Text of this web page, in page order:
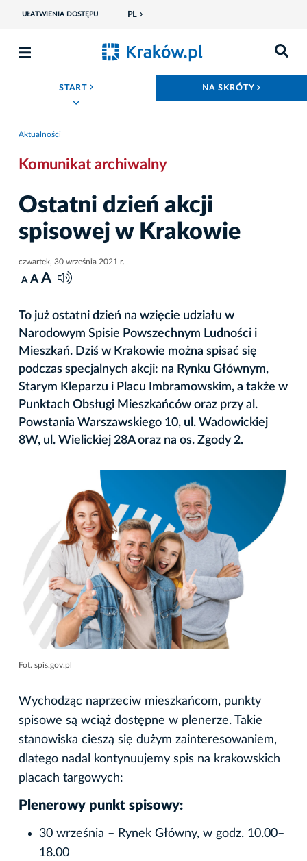
UŁATWIENIA DOSTĘPU PL
START ROZWIŃ MENU NA SKRÓTY
Aktualności
Komunikat archiwalny
Ostatni dzień akcji
spisowej w Krakowie
czwartek, 30 września 2021 r.
A A A
To już ostatni dzień na wzięcie udziału w
Narodowym Spisie Powszechnym Ludności i
Mieszkań. Dziś w Krakowie można spisać się
podczas specjalnych akcji: na Rynku Głównym,
Starym Kleparzu i Placu Imbramowskim, a także w
Punktach Obsługi Mieszkańców oraz przy al.
Powstania Warszawskiego 10, ul. Wadowickiej
8W, ul. Wielickiej 28A oraz na os. Zgody 2.
Fot. spis.gov.pl
Wychodząc naprzeciw mieszkańcom, punkty
spisowe są wciąż dostępne w plenerze. Takie
stanowiska cieszą się dużym zainteresowaniem,
dlatego nadal kontynuujemy spis na krakowskich
placach targowych:
Plenerowy punkt spisowy:
30 września – Rynek Główny, w godz. 10.00–
18.00